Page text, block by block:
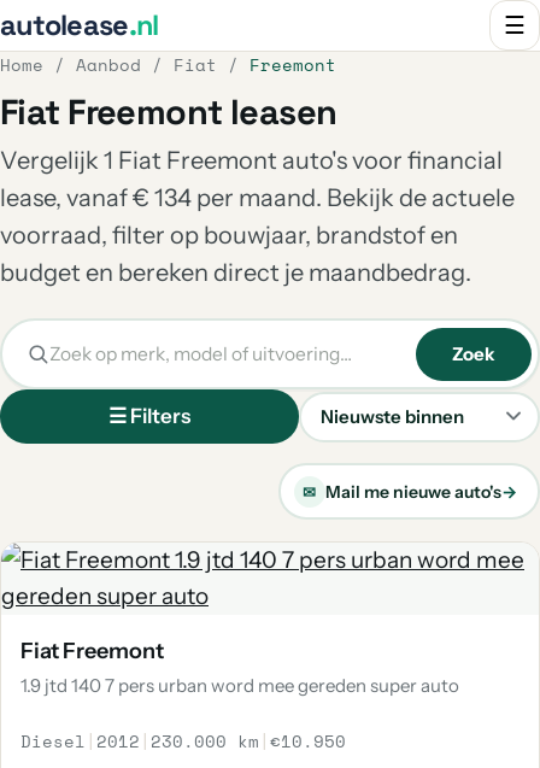
autolease.nl ☰
Home / Aanbod / Fiat / Freemont
Fiat Freemont leasen
Vergelijk 1 Fiat Freemont auto's voor financial
lease, vanaf € 134 per maand. Bekijk de actuele
voorraad, filter op bouwjaar, brandstof en
budget en bereken direct je maandbedrag.
☰ Filters
Sorteren
Zoek
✉ Mail me nieuwe auto's→
Fiat Freemont
1.9 jtd 140 7 pers urban word mee gereden super auto
Diesel | 2012 | 230.000 km |€10.950